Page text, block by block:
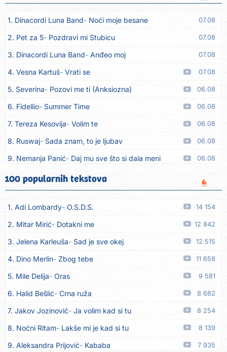
1. Dinacordi Luna Band Noći moje besane 07.08
2. Pet za 5 Pozdravi mi Stubicu 07.08
3. Dinacordi Luna Band Anđeo moj 07.08
4. Vesna Kartuš Vrati se 07.08
5. Severina Pozovi me ti (Anksiozna) 06.08
6. Fidellio Summer Time 06.08
7. Tereza Kesovija Volim te 06.08
8. Ruswaj Sada znam, to je ljubav 06.08
9. Nemanja Panić Daj mu sve što si dala meni 06.08
10. Gustafi Imala je oči pospane
11. Marko Nedug Pjesma za tebe 06.08
12. Bruno Krajcar Pozitiva 06.08
13. Bruno Krajcar Za nas 06.08
14. Tereza Kesovija Da li ću moći 06.08
15. Lidija Bačić Neka se vino toči (Nazdravlje) 06.08
16. Karin Kuljanić Nisi zavridel 06.08
17. Tamara Brusić Nigdi ni lipo ko doma 06.08
18. Tamara Brusić Biž´mo ća 06.08
19. Rusko Richie Bila si, bila 06.08
20. Rusko Richie Ti i ja 06.08
100 popularnih tekstova
1. Adi Lombardy O.S.D.S. 14 154
2. Mitar Mirić Dotakni me 12 842
3. Jelena Karleuša Sad je sve okej 12 515
4. Dino Merlin Zbog tebe 11 658
5. Mile Delija Oras 9 581
6. Halid Bešlić Crna ruža 8 682
7. Jakov Jozinović Ja volim kad si tu 8 254
8. Noćni Ritam Lakše mi je kad si tu 8 139
9. Aleksandra Prijović Kababa 7 935